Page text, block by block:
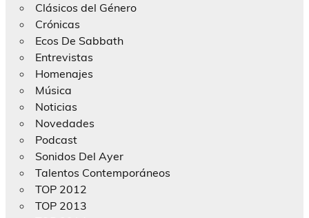
Clásicos del Género
Crónicas
Ecos De Sabbath
Entrevistas
Homenajes
Música
Noticias
Novedades
Podcast
Sonidos Del Ayer
Talentos Contemporáneos
TOP 2012
TOP 2013